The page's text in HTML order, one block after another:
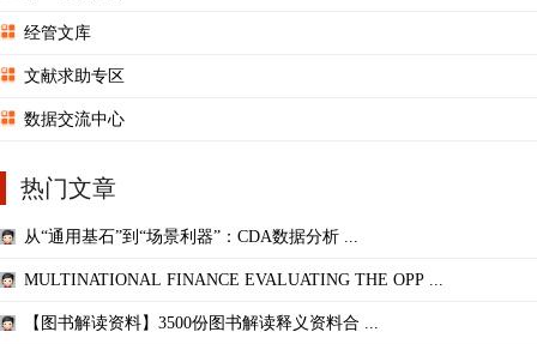
经管文库
文献求助专区
数据交流中心
热门文章
从“通用基石”到“场景利器”：CDA数据分析 ...
MULTINATIONAL FINANCE EVALUATING THE OPP ...
【图书解读资料】3500份图书解读释义资料合 ...